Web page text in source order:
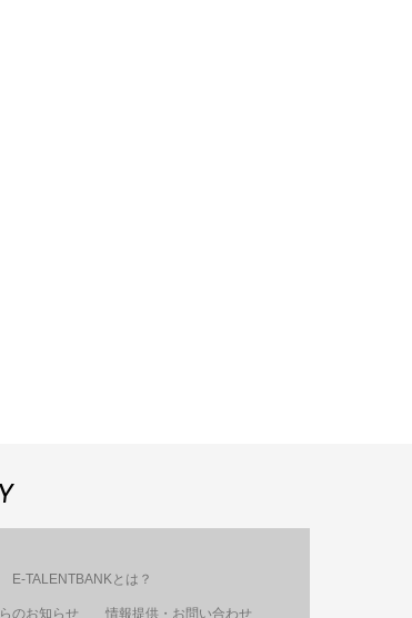
E-TALENTBANKとは？
のお知らせ 情報提供・お問い合わせ